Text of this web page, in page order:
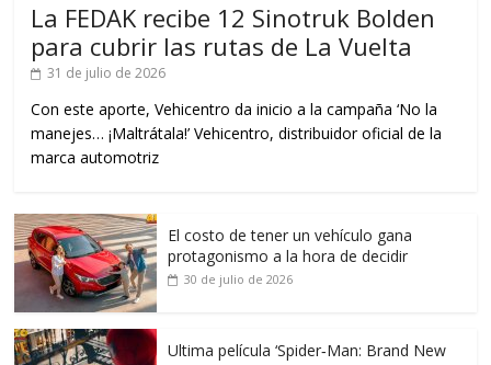
La FEDAK recibe 12 Sinotruk Bolden
para cubrir las rutas de La Vuelta
31 de julio de 2026
Con este aporte, Vehicentro da inicio a la campaña ‘No la
manejes… ¡Maltrátala!’ Vehicentro, distribuidor oficial de la
marca automotriz
El costo de tener un vehículo gana
protagonismo a la hora de decidir
30 de julio de 2026
Ultima película ‘Spider‑Man: Brand New